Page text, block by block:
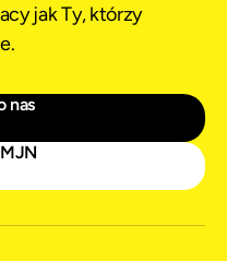
jak Ty, którzy
nas